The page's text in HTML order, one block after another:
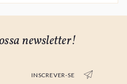
newsletter!
INSCREVER-SE